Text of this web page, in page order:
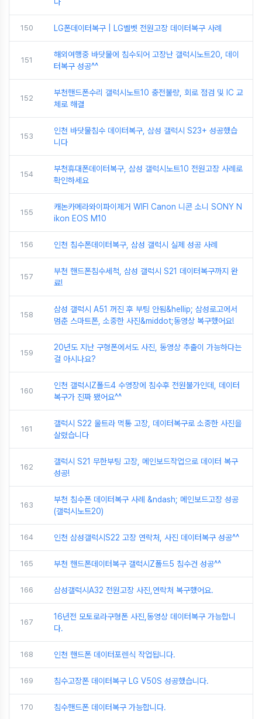
다
150 LG폰데이터복구 | LG벨벳 전원고장 데이터복구 사례
151
해외여행중 바닷물에 침수되어 고장난 갤럭시노트20, 데이
터복구 성공^^
152
부천핸드폰수리 갤럭시노트10 충전불량, 회로 점검 및 IC 교
체로 해결
153
인천 바닷물침수 데이터복구, 삼성 갤럭시 S23+ 성공했습
니다
154
부천휴대폰데이터복구, 삼성 갤럭시노트10 전원고장 사례로
확인하세요
155
캐논카메라와이파이제거 WIFI Canon 니콘 소니 SONY N
ikon EOS M10
156 인천 침수폰데이터복구, 삼성 갤럭시 실제 성공 사례
157
부천 핸드폰침수세척, 삼성 갤럭시 S21 데이터복구까지 완
료!
158
삼성 갤럭시 A51 꺼진 후 부팅 안됨&hellip; 삼성로고에서
멈춘 스마트폰, 소중한 사진&middot;동영상 복구했어요!
159
20년도 지난 구형폰에서도 사진, 동영상 추출이 가능하다는
걸 아시나요?
160
인천 갤럭시Z폴드4 수영장에 침수후 전원불가인데, 데이터
복구가 진짜 됐어요^^
161
갤럭시 S22 울트라 먹통 고장, 데이터복구로 소중한 사진을
살렸습니다
162
갤럭시 S21 무한부팅 고장, 메인보드작업으로 데이터 복구
성공!
163
부천 침수폰 데이터복구 사례 &ndash; 메인보드고장 성공
(갤럭시노트20)
164 인천 삼성갤럭시S22 고장 연락처, 사진 데이터복구 성공^^
165 부천 핸드폰데이터복구 갤럭시Z폴드5 침수건 성공^^
166 삼성갤럭시A32 전원고장 사진,연락처 복구했어요.
167
16년전 모토로라구형폰 사진,동영상 데이터복구 가능합니
다.
168 인천 핸드폰 데이터포렌식 작업됩니다.
169 침수고장폰 데이터복구 LG V50S 성공했습니다.
170 침수핸드폰 데이터복구 가능합니다.